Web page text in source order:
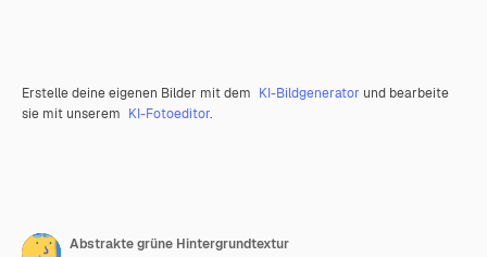
Erstelle deine eigenen Bilder mit dem KI-Bildgenerator und bearbeite
sie mit unserem KI-Fotoeditor.
Abstrakte grüne Hintergrundtextur